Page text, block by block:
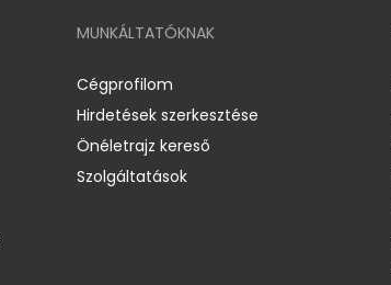
MUNKÁLTATÓKNAK
Cégprofilom
Hirdetések szerkesztése
Önéletrajz kereső
Szolgáltatások